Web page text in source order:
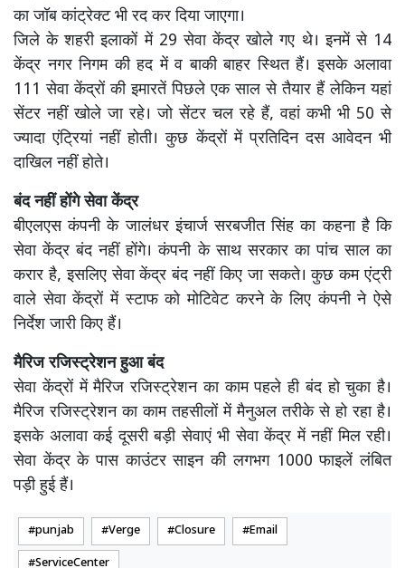
का जॉब कांट्रेक्ट भी रद कर दिया जाएगा।
जिले के शहरी इलाकों में 29 सेवा केंद्र खोले गए थे। इनमें से 14
केंद्र नगर निगम की हद में व बाकी बाहर स्थित हैं। इसके अलावा
111 सेवा केंद्रों की इमारतें पिछले एक साल से तैयार हैं लेकिन यहां
सेंटर नहीं खोले जा रहे। जो सेंटर चल रहे हैं, वहां कभी भी 50 से
ज्यादा एंट्रियां नहीं होती। कुछ केंद्रों में प्रतिदिन दस आवेदन भी
दाखिल नहीं होते।
बंद नहीं होंगे सेवा केंद्र
बीएलएस कंपनी के जालंधर इंचार्ज सरबजीत सिंह का कहना है कि
सेवा केंद्र बंद नहीं होंगे। कंपनी के साथ सरकार का पांच साल का
करार है, इसलिए सेवा केंद्र बंद नहीं किए जा सकते। कुछ कम एंट्री
वाले सेवा केंद्रों में स्टाफ को मोटिवेट करने के लिए कंपनी ने ऐसे
निर्देश जारी किए हैं।
मैरिज रजिस्ट्रेशन हुआ बंद
सेवा केंद्रों में मैरिज रजिस्ट्रेशन का काम पहले ही बंद हो चुका है।
मैरिज रजिस्ट्रेशन का काम तहसीलों में मैनुअल तरीके से हो रहा है।
इसके अलावा कई दूसरी बड़ी सेवाएं भी सेवा केंद्र में नहीं मिल रही।
सेवा केंद्र के पास काउंटर साइन की लगभग 1000 फाइलें लंबित
पड़ी हुई हैं।
punjab Verge Closure Email
ServiceCenter